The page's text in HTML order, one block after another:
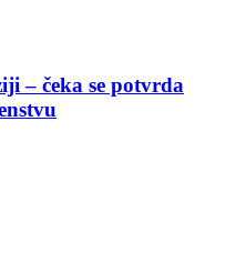
– čeka se potvrda